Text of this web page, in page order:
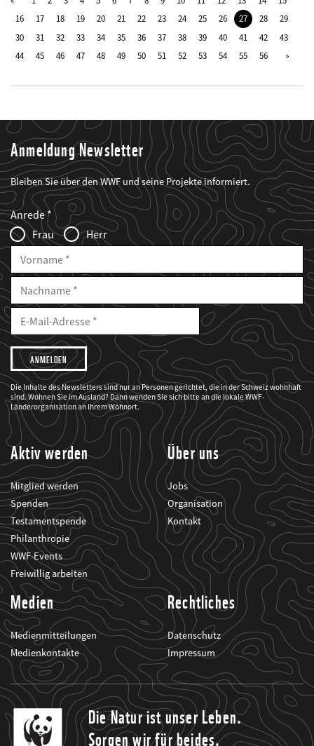
16
17 18 19 20 21 22 23 24 25 26 27 28
29
30
31 32 33 34 35 36 37 38 39 40 41 42
43
44
45 46 47 48 49 50 51 52 53 54 55 56
Anmeldung Newsletter
Bleiben Sie über den WWF und seine Projekte informiert.
Web2Case
Infofelder
Fieldset
anrede_name
Anrede
Frau
Herr
Vorname
Nachname
E-
Mailadresse
E-
Adresse
Ich
möchte,
dass
der
WWF
mich
über
seine
Projekte
informiert.
Die Inhalte des Newsletters sind nur an Personen gerichtet, die in der Schweiz wohnhaft
sind. Wohnen Sie im Ausland? Dann wenden Sie sich bitte an die lokale WWF-
Länderorganisation an Ihrem Wohnort.
Aktiv werden
Mitglied werden
Spenden
Testamentspende
Philanthropie
WWF-Events
Freiwillig arbeiten
Über uns
Jobs
Organisation
Kontakt
Medien
Medienmitteilungen
Medienkontakte
Rechtliches
Datenschutz
Impressum
Die Natur ist unser Leben.
Sorgen wir für beides.